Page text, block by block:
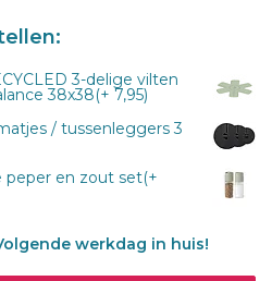
3-delige vilten
38x38(+ 7,95)
/ tussenleggers 3
peper en zout set(+
werkdag in huis!